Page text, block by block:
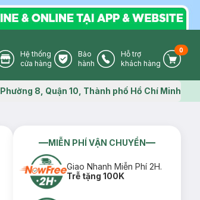
Store Icon
Hệ thống
cửa hàng
Warranty Icon
Bảo
hành
Phone Icon
Hỗ trợ
khách hàng
Cart
0
Map icon
Phường 8, Quận 10, Thành phố Hồ Chí Minh
MIỄN PHÍ VẬN CHUYỂN
Giao Nhanh Miễn Phí 2H.
Trễ tặng 100K